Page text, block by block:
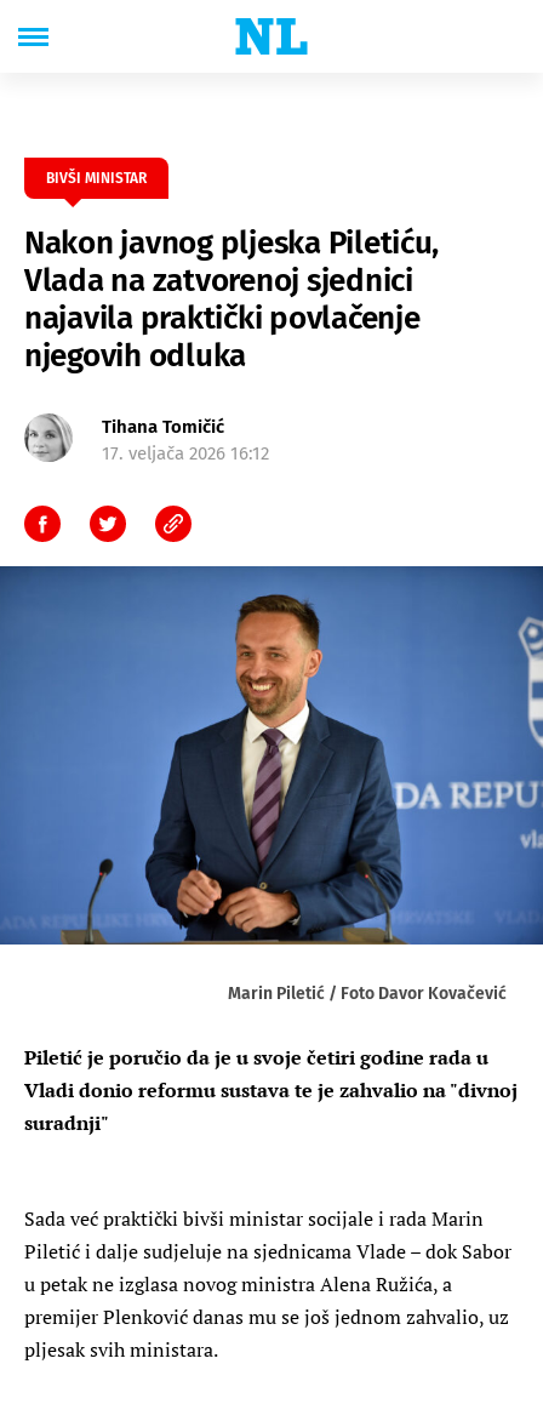
BIVŠI MINISTAR
Nakon javnog pljeska Piletiću,
Vlada na zatvorenoj sjednici
najavila praktički povlačenje
njegovih odluka
Tihana Tomičić
17. veljača 2026 16:12
Marin Piletić / Foto Davor Kovačević
Piletić je poručio da je u svoje četiri godine rada u
Vladi donio reformu sustava te je zahvalio na "divnoj
suradnji"
Sada već praktički bivši ministar socijale i rada Marin
Piletić i dalje sudjeluje na sjednicama Vlade – dok Sabor
u petak ne izglasa novog ministra Alena Ružića, a
premijer Plenković danas mu se još jednom zahvalio, uz
pljesak svih ministara.